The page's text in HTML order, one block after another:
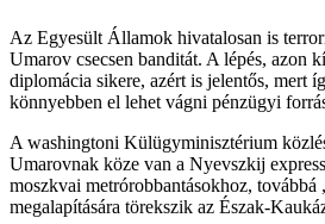
Az Egyesült Államok hivatalosan is
Umarov csecsen banditát. A lépés, azon
diplomácia sikere, azért is jelentős, mert
könnyebben el lehet vágni pénzügyi
A washingtoni Külügyminisztérium
Umarovnak köze van a Nyevszkij
moszkvai metrórobbantásokhoz, továbbá
megalapítására törekszik az Észak-